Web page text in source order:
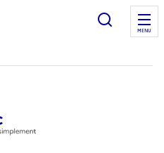
Ouvrir
MENU